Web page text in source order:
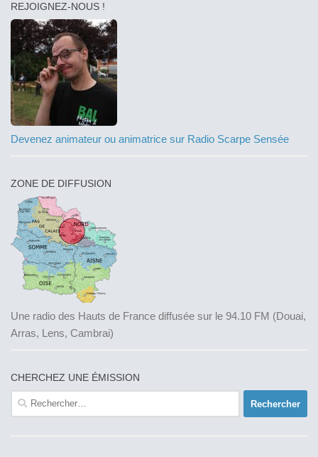
REJOIGNEZ-NOUS !
Devenez animateur ou animatrice sur Radio Scarpe Sensée
ZONE DE DIFFUSION
Une radio des Hauts de France diffusée sur le 94.10 FM (Douai,
Arras, Lens, Cambrai)
CHERCHEZ UNE ÉMISSION
Rechercher :